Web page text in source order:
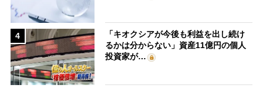
4
「キオクシアが今後も利益を出し続け
るかは分からない」資産11億円の個人
投資家が…